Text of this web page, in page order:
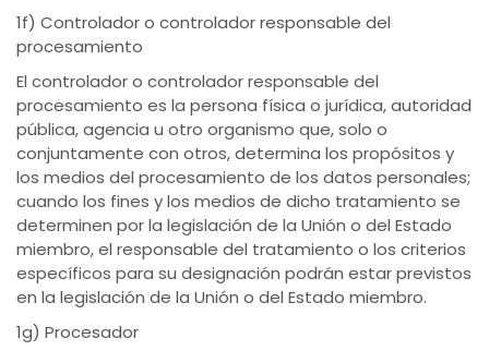
1f) Controlador o controlador responsable del
procesamiento
El controlador o controlador responsable del
procesamiento es la persona física o jurídica, autoridad
pública, agencia u otro organismo que, solo o
conjuntamente con otros, determina los propósitos y
los medios del procesamiento de los datos personales;
cuando los fines y los medios de dicho tratamiento se
determinen por la legislación de la Unión o del Estado
miembro, el responsable del tratamiento o los criterios
específicos para su designación podrán estar previstos
en la legislación de la Unión o del Estado miembro.
1g) Procesador